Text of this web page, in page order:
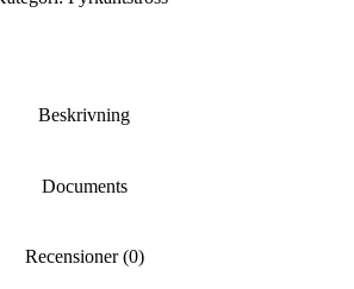
Beskrivning
Documents
Recensioner (0)